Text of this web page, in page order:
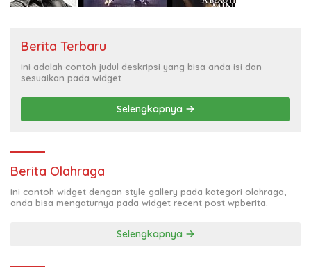
Berita Terbaru
Ini adalah contoh judul deskripsi yang bisa anda isi dan
sesuaikan pada widget
Selengkapnya
Berita Olahraga
Ini contoh widget dengan style gallery pada kategori olahraga,
anda bisa mengaturnya pada widget recent post wpberita.
Selengkapnya